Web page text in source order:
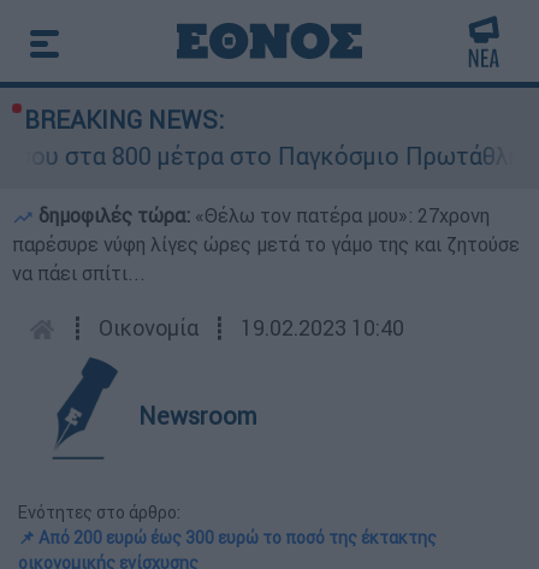
BREAKING NEWS:
800 μέτρα στο Παγκόσμιο Πρωτάθλημα
δημοφιλές τώρα: «Θέλω τον πατέρα μου»: 27χρονη
παρέσυρε νύφη λίγες ώρες μετά το γάμο της και ζητούσε
να πάει σπίτι...
┋ Οικονομία ┋ 19.02.2023 10:40
Newsroom
Ενότητες στο άρθρο:
📌 Από 200 ευρώ έως 300 ευρώ το ποσό της έκτακτης
οικονομικής ενίσχυσης